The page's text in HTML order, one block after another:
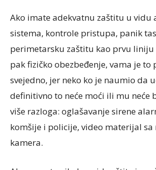
Ako imate adekvatnu zaštitu u vidu
sistema, kontrole pristupa, panik
perimetarsku zaštitu kao prvu
pak fizičko obezbeđenje, vama je to
svejedno, jer neko ko je naumio da
definitivno to neće moći ili mu neće
više razloga: oglašavanje sirene
komšije i policije, video materijal
kamera.